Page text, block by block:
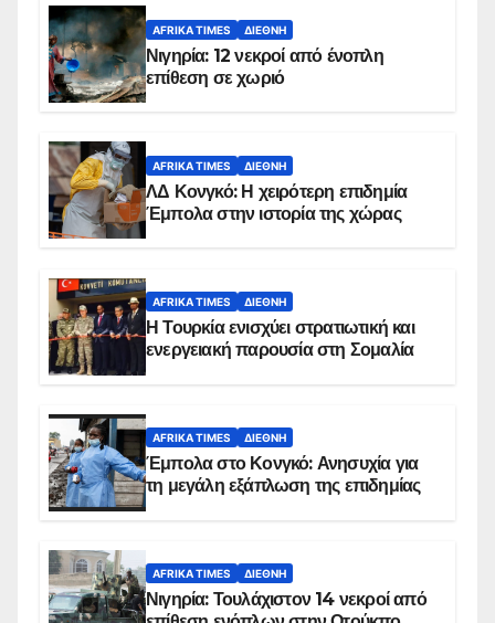
AFRIKA TIMES ΔΙΕΘΝΉ
Νιγηρία: 12 νεκροί από ένοπλη
επίθεση σε χωριό
AFRIKA TIMES ΔΙΕΘΝΉ
ΛΔ Κονγκό: Η χειρότερη επιδημία
Έμπολα στην ιστορία της χώρας
AFRIKA TIMES ΔΙΕΘΝΉ
Η Τουρκία ενισχύει στρατιωτική και
ενεργειακή παρουσία στη Σομαλία
AFRIKA TIMES ΔΙΕΘΝΉ
Έμπολα στο Κονγκό: Ανησυχία για
τη μεγάλη εξάπλωση της επιδημίας
AFRIKA TIMES ΔΙΕΘΝΉ
Νιγηρία: Τουλάχιστον 14 νεκροί από